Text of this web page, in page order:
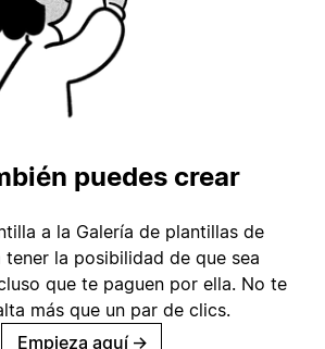
puedes crear
a la Galería de plantillas de
tener la posibilidad de que sea
que te paguen por ella. No te
más que un par de clics.
Empieza aquí →